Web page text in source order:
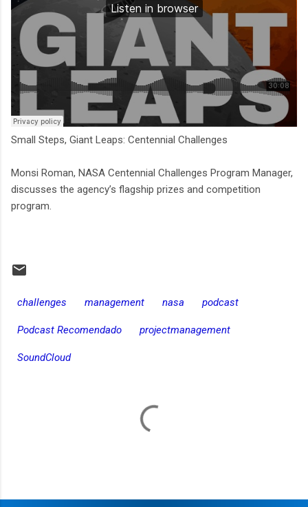
Small Steps, Giant Leaps: Centennial Challenges
Monsi Roman, NASA Centennial Challenges Program Manager,
discusses the agency’s flagship prizes and competition
program.
challenges management nasa podcast
Podcast Recomendado projectmanagement
SoundCloud